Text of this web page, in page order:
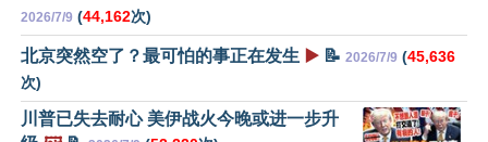
2026/7/9 (44,162次)
北京突然空了？最可怕的事正在发生 ▶️ 📝 2026/7/9 (45,636
次)
川普已失去耐心 美伊战火今晚或进一步升